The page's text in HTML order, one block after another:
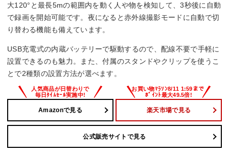
幅x高さx奥行
37x56x26 mm
大120°と最長5mの範囲内を動く人や物を検知して、3秒後に自動
で録画を開始可能です。夜になると赤外線撮影モードに自動で切
り替わる機能も備えています。
USB充電式の内蔵バッテリーで駆動するので、配線不要で手軽に
設置できるのも魅力。また、付属のスタンドやクリップを使うこ
とで2種類の設置方法が選べます。
Amazonで見る 楽天市場で見る
公式販売サイトで見る